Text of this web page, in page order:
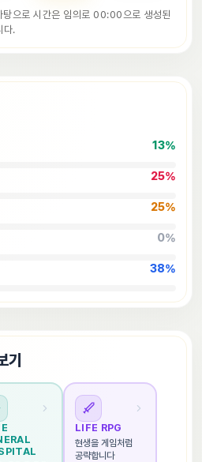
으로 시간은 임의로 00:00으로 생성된
다.
13%
25%
25%
0%
38%
기
LIFE RPG
현생을 게임처럼
공략합니다